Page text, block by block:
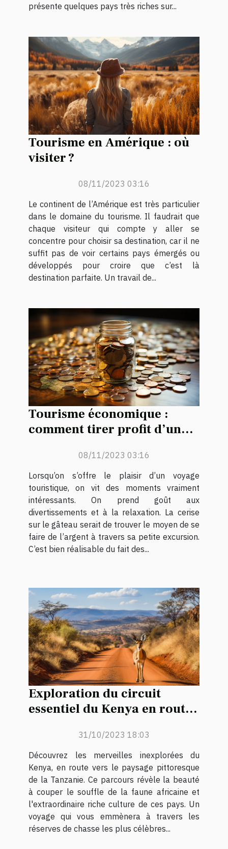
présente quelques pays très riches sur...
Tourisme en Amérique : où
visiter ?
08/11/2023 03:16
Le continent de l’Amérique est très particulier
dans le domaine du tourisme. Il faudrait que
chaque visiteur qui compte y aller se
concentre pour choisir sa destination, car il ne
suffit pas de voir certains pays émergés ou
développés pour croire que c’est là
destination parfaite. Un travail de...
Tourisme économique :
comment tirer profit d’un
08/11/2023 03:16
Lorsqu’on s’offre le plaisir d’un voyage
touristique, on vit des moments vraiment
intéressants. On prend goût aux
divertissements et à la relaxation. La cerise
sur le gâteau serait de trouver le moyen de se
faire de l’argent à travers sa petite excursion.
C’est bien réalisable du fait des...
Exploration du circuit
essentiel du Kenya en route
parfaite de la faune sauvage
et de la culture
31/10/2023 18:03
Découvrez les merveilles inexplorées du
Kenya, en route vers le paysage pittoresque
de la Tanzanie. Ce parcours révèle la beauté
à couper le souffle de la faune africaine et
l'extraordinaire riche culture de ces pays. Un
voyage qui vous emmènera à travers les
réserves de chasse les plus célèbres...